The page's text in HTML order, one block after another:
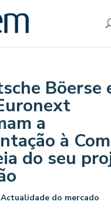
Böerse
a
à
do seu
Actualidade do mercado